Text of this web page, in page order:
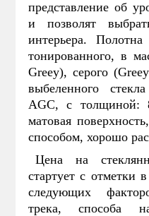
представление об
и позволят
интерьера.
тонированного, в
Greey), серого
выбеленного
AGC, с
матовая
способом, хорошо
Цена на
стартует с отметки
следующих
трека, способа